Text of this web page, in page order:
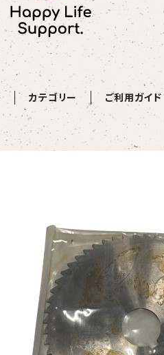
カテゴリー ご利用ガイド